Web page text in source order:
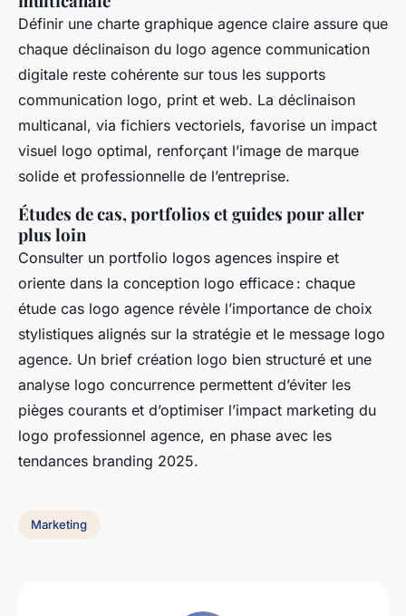
Définir une charte graphique agence claire assure que
chaque déclinaison du logo agence communication
digitale reste cohérente sur tous les supports
communication logo, print et web. La déclinaison
multicanal, via fichiers vectoriels, favorise un impact
visuel logo optimal, renforçant l’image de marque
solide et professionnelle de l’entreprise.
Études de cas, portfolios et guides pour aller
plus loin
Consulter un portfolio logos agences inspire et
oriente dans la conception logo efficace : chaque
étude cas logo agence révèle l’importance de choix
stylistiques alignés sur la stratégie et le message logo
agence. Un brief création logo bien structuré et une
analyse logo concurrence permettent d’éviter les
pièges courants et d’optimiser l’impact marketing du
logo professionnel agence, en phase avec les
tendances branding 2025.
Marketing